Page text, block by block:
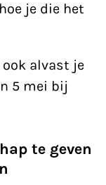
je die het
alvast je
5 mei bij
te geven